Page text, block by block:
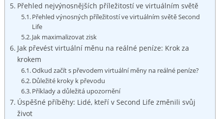
Přehled nejvýnosnějších příležitostí ve virtuálním světě
Přehled výnosných příležitostí ve virtuálním světě Second
Life
Jak maximalizovat zisk
Jak převést virtuální měnu na reálné peníze: Krok za
krokem
Odkud začít s převodem virtuální měny na reálné peníze?
Důležité kroky k převodu
Příklady a důležitá upozornění
Úspěšné příběhy: Lidé, kteří v Second Life změnili svůj
život